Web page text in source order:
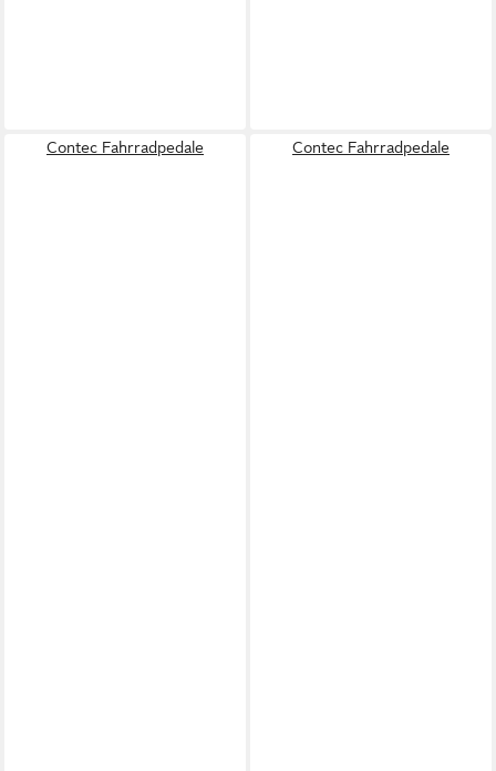
Contec Fahrradpedale Contec Fahrradpedale